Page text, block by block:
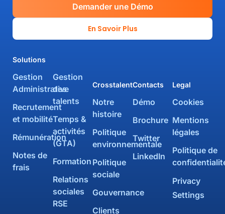
En Savoir Plus
Demander une Démo
Crosstalent
Notre
histoire
Politique
environnementale
Politique
sociale
Gouvernance
Clients
Solutions
Gestion
Administrative
Recrutement
et mobilité
Rémunération
Notes de
frais
Gestion
des
talents
Temps &
activités
(GTA)
Formation
Relations
sociales
RSE
Contacts
Démo
Brochure
Twitter
LinkedIn
Legal
Cookies
Mentions
légales
Politique de
Privacy
Settings